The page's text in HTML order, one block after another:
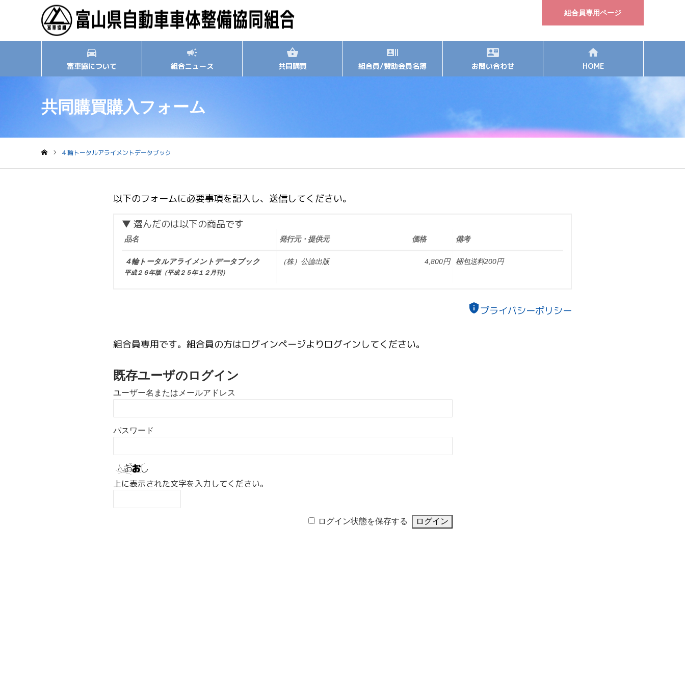
組合員専用ページ
富車協について 組合ニュース 共同購買 組合員/賛助会員名簿 お問い合わせ HOME
共同購買購入フォーム
４輪トータルアライメントデータブック
以下のフォームに必要事項を記入し、送信してください。
▼ 選んだのは以下の商品です
品名 発行元・提供元 価格 備考
４輪トータルアライメントデータブック
平成２６年版（平成２５年１２月刊）
（株）公論出版 4,800円 梱包送料200円
privacy_tipプライバシーポリシー
組合員専用です。組合員の方はログインページよりログインしてください。
既存ユーザのログイン
ユーザー名またはメールアドレス
パスワード
上に表示された文字を入力してください。
ログイン状態を保存する